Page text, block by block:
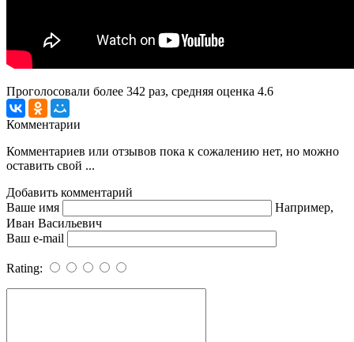
Проголосовали более 342 раз, средняя оценка 4.6
Комментарии
Комментариев или отзывов пока к сожалению нет, но можно
оставить свой ...
Добавить комментарий
Ваше имя
Например,
Иван Васильевич
Ваш e-mail
Rating: